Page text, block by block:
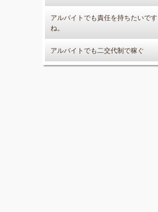
アルバイトでも責任を持ちたいです
ね。
アルバイトでも二交代制で稼ぐ